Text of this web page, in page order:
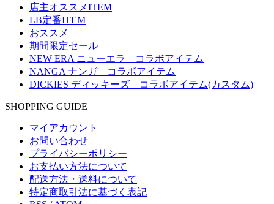
店主オススメITEM
LB定番ITEM
おススメ
期間限定セール
NEW ERA ニューエラ コラボアイテム
NANGA ナンガ コラボアイテム
DICKIES ディッキーズ コラボアイテム(カスタム)
SHOPPING GUIDE
マイアカウント
お問い合わせ
プライバシーポリシー
お支払い方法について
配送方法・送料について
特定商取引法に基づく表記